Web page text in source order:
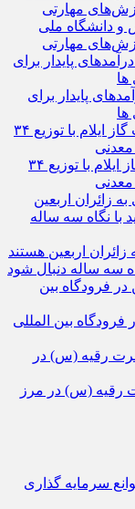
دانشگاه ملی
مهارتی
پایدار برای
ها
اربعین هستند
سه‌ ساله دنبال شود
بین المللی
رقیه (س) در مرز